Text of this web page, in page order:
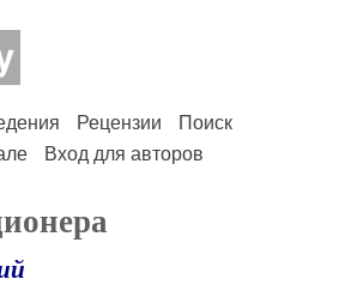
Рецензии
Поиск
Вход для авторов